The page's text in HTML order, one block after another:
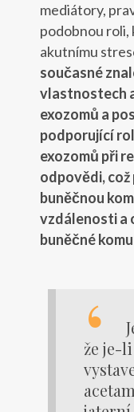
mediátory,
podobnou roli,
akutnímu
současné
vlastnostech
exozomů a
podporující
exozomů při
odpovědi,
buněčnou
vzdálenosti a
buněčné
že je-